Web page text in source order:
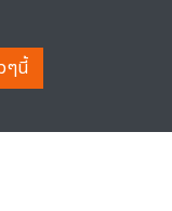
ๆนี้